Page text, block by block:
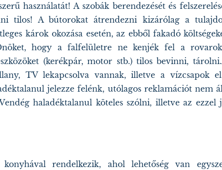
használatát! A szobák berendezését és
tilos! A bútorokat átrendezni kizárólag a
károk okozása esetén, az ebből fakadó
hogy a falfelületre ne kenjék fel a
(kerékpár, motor stb.) tilos bevinni,
TV lekapcsolva vannak, illetve a vízcsapok
jelezze felénk, utólagos reklamációt nem
haladéktalanul köteles szólni, illetve az
rendelkezik, ahol lehetőség van